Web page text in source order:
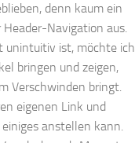
denn kaum ein
Navigation aus.
unintuitiv ist, möchte ich
bringen und zeigen,
Verschwinden bringt.
eigenen Link und
anstellen kann.